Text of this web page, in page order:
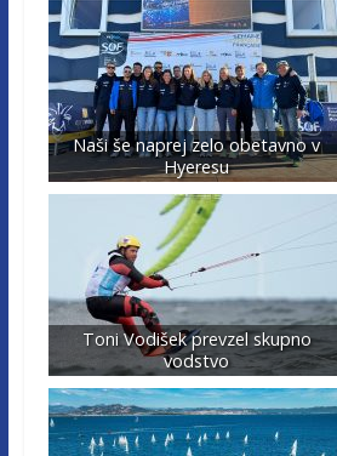
Naši še naprej zelo obetavno v
Hyeresu
Toni Vodišek prevzel skupno
vodstvo